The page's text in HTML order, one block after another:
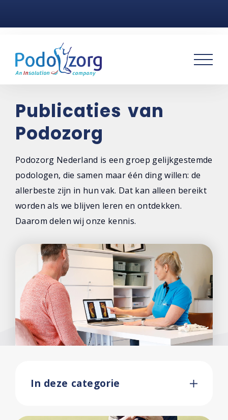
Voetklachten
Podotherapie
Praktijken
Over ons
Contact
Publicaties van
Podozorg
Podozorg Nederland is een groep gelijkgestemde
podologen, die samen maar één ding willen: de
allerbeste zijn in hun vak. Dat kan alleen bereikt
worden als we blijven leren en ontdekken.
Daarom delen wij onze kennis.
In deze categorie